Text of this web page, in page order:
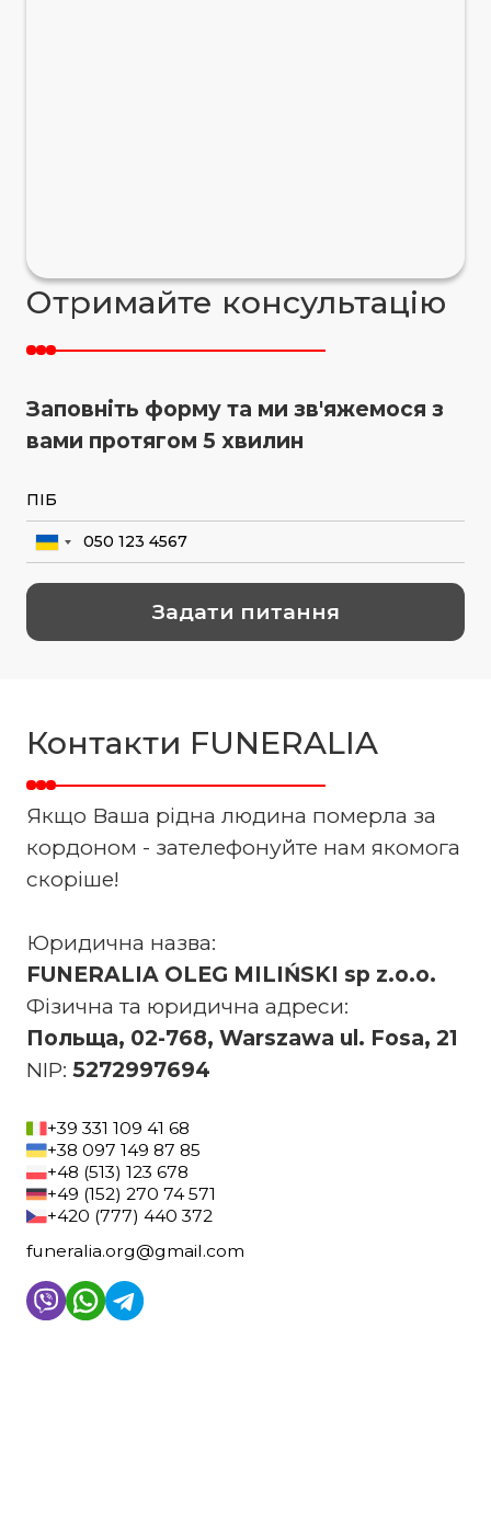
Отримайте консультацію
Заповніть форму та ми зв'яжемося з
вами протягом 5 хвилин
Контакти FUNERALIA
Якщо Ваша рідна людина померла за
кордоном - зателефонуйте нам якомога
скоріше!
Юридична назва:
FUNERALIA OLEG MILIŃSKI sp z.o.o.
Фізична та юридична адреси:
Польща, 02-768, Warszawa ul. Fosa, 21
NIP: 5272997694
+39 331 109 41 68
+38 097 149 87 85
+48 (513) 123 678
+49 (152) 270 74 571
+420 (777) 440 372
funeralia.org@gmail.com